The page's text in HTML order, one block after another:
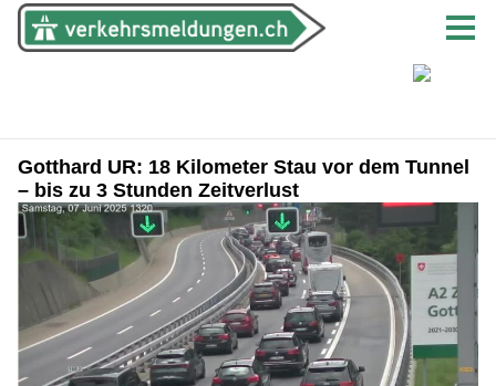
Gotthard UR: 18 Kilometer Stau vor dem Tunnel
– bis zu 3 Stunden Zeitverlust